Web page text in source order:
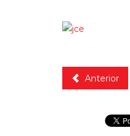
Anterior